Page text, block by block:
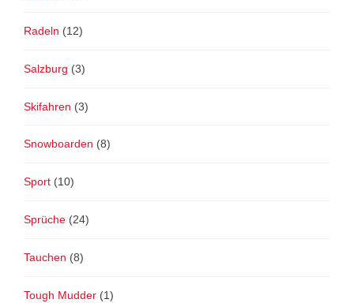
Radeln (12)
Salzburg (3)
Skifahren (3)
Snowboarden (8)
Sport (10)
Sprüche (24)
Tauchen (8)
Tough Mudder (1)